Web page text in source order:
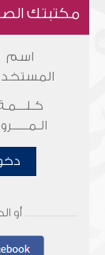
مكتبتك
اسم
أو